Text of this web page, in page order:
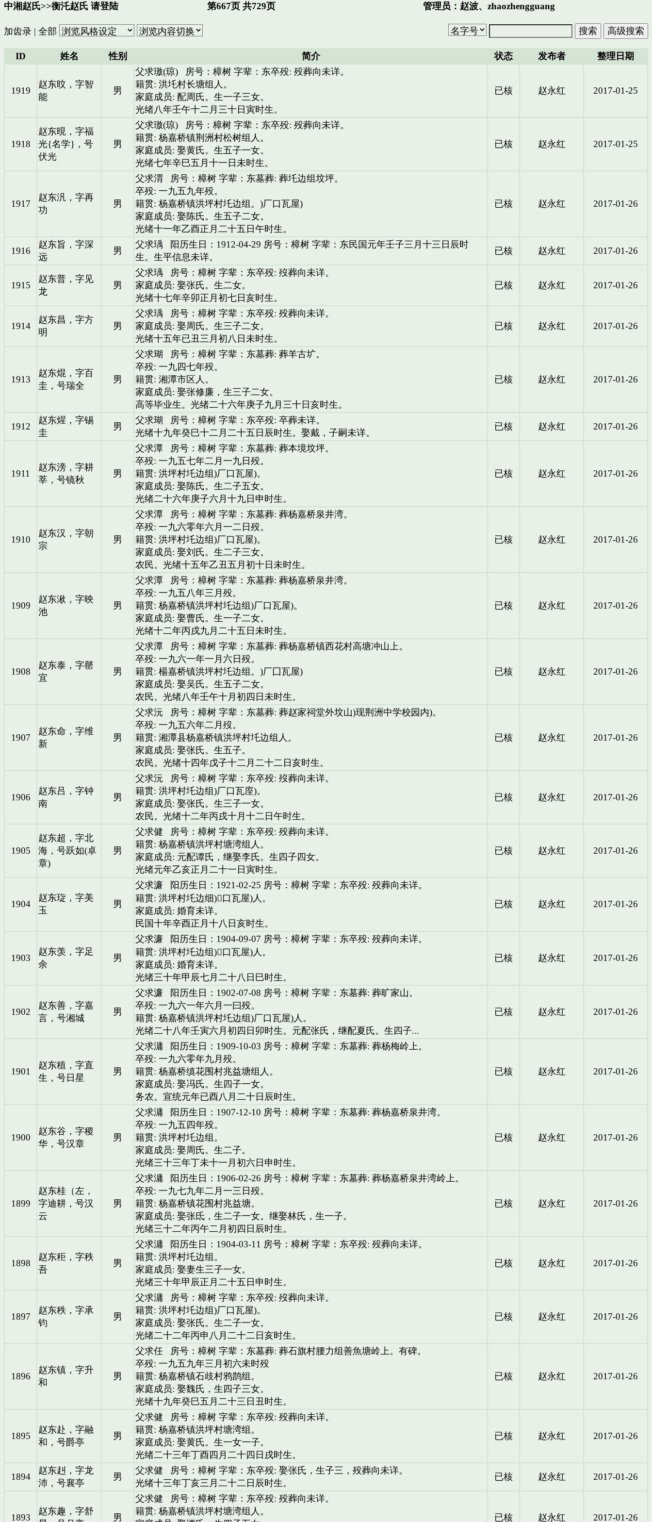
中湘赵氏>>衡汑赵氏 请登陆 第667页 共729页 管理员： 赵波、 zhaozhengguang
加齿录 | 全部
ID 姓名 性别 简介 状态 发布者 整理日期
1919
赵东旼，字智
能
男
父求璈(琼)
房号：樟树 字辈：东卒殁: 殁葬向未详。
籍贯: 洪圫村长塘组人。
家庭成员: 配周氏。生一子三女。
光绪八年壬午十二月三十日寅时生。
已核 赵永红 2017-01-25
1918
赵东晛，字福
光{名学}，号
伏光
男
父求璈(琼)
房号：樟树 字辈：东卒殁: 殁葬向未详。
籍贯: 杨嘉桥镇荆洲村松树组人。
家庭成员: 娶黄氏。生五子一女。
光绪七年辛巳五月十一日未时生。
已核 赵永红 2017-01-25
1917
赵东汎，字再
功
男
父求渭
房号：樟树 字辈：东墓葬: 葬圫边组坟坪。
卒殁: 一九五九年殁。
籍贯: 杨嘉桥镇洪坪村圫边组。)厂口瓦屋)
家庭成员: 娶陈氏。生五子二女。
光绪十一年乙酉正月二十五日午时生。
已核 赵永红 2017-01-26
1916
赵东旨，字深
远
男
父求瑀
阳历生日：1912-04-29 房号：樟树 字辈：东民国元年壬子三月十三日辰时
生。生平信息未详。
已核 赵永红 2017-01-26
1915
赵东普，字见
龙
男
父求瑀
房号：樟树 字辈：东卒殁: 歿葬向未详。
家庭成员: 娶张氏。生二女。
光绪十七年辛卯正月初七日亥时生。
已核 赵永红 2017-01-26
1914
赵东昌，字方
明
男
父求瑀
房号：樟树 字辈：东卒殁: 殁葬向未详。
家庭成员: 娶周氏。生三子二女。
光绪十五年已丑三月初八日未时生。
已核 赵永红 2017-01-26
1913
赵东焜，字百
圭，号瑞全
男
父求瑚
房号：樟树 字辈：东墓葬: 葬羊古圹。
卒殁: 一九四七年殁。
籍贯: 湘潭市区人。
家庭成员: 娶张修廉，生三子二女。
高等毕业生。光绪二十六年庚子九月三十日亥时生。
已核 赵永红 2017-01-26
1912
赵东煋，字锡
圭
男
父求瑚
房号：樟树 字辈：东卒殁: 卒葬未详。
光绪十九年癸巳十二月二十五日辰时生。娶戴，子嗣未详。
已核 赵永红 2017-01-26
1911
赵东滂，字耕
莘，号镜秋
男
父求潭
房号：樟树 字辈：东墓葬: 葬本境坟坪。
卒殁: 一九五七年二月一九日殁。
籍贯: 洪坪村圫边组)厂口瓦屋)。
家庭成员: 娶陈氏。生二子五女。
光绪二十六年庚子六月十九日申时生。
已核 赵永红 2017-01-26
1910
赵东汉，字朝
宗
男
父求潭
房号：樟树 字辈：东墓葬: 葬杨嘉桥泉井湾。
卒殁: 一九六零年六月一二日殁。
籍贯: 洪坪村圫边组)厂口瓦屋)。
家庭成员: 娶刘氏。生二子三女。
农民。光绪十五年乙丑五月初十日未时生。
已核 赵永红 2017-01-26
1909
赵东湫，字映
池
男
父求潭
房号：樟树 字辈：东墓葬: 葬杨嘉桥泉井湾。
卒殁: 一九五八年三月殁。
籍贯: 杨嘉桥镇洪坪村圫边组)厂口瓦屋)。
家庭成员: 娶曹氏。生一子二女。
光绪十二年丙戌九月二十五日未时生。
已核 赵永红 2017-01-26
1908
赵东泰，字罄
宜
男
父求潭
房号：樟树 字辈：东墓葬: 葬杨嘉桥镇西花村高塘冲山上。
卒殁: 一九六一年一月六日殁。
籍贯: 楊嘉桥镇洪坪村圫边组。)厂囗瓦屋)
家庭成员: 娶吴氏。生五子二女。
农民。光绪八年壬午十月初四日未时生。
已核 赵永红 2017-01-26
1907
赵东命，字维
新
男
父求沅
房号：樟树 字辈：东墓葬: 葬赵家祠堂外坟山)现荆洲中学校园内)。
卒殁: 一九五六年二月歿。
籍贯: 湘潭县杨嘉桥镇洪坪村圫边组人。
家庭成员: 娶张氏。生五子。
农民。光绪十四年戊子十二月二十二日亥时生。
已核 赵永红 2017-01-26
1906
赵东吕，字钟
南
男
父求沅
房号：樟树 字辈：东卒殁: 歿葬向未详。
籍贯: 洪坪村圫边组)厂口瓦庢)。
家庭成员: 娶张氏。生三子一女。
农民。光绪十二年丙戌十月十二日午时生。
已核 赵永红 2017-01-26
1905
赵东超，字北
海，号跃如(卓
章)
男
父求健
房号：樟树 字辈：东卒殁: 殁葬向未详。
籍贯: 杨嘉桥镇洪坪村塘湾组人。
家庭成员: 元配谭氏，继娶李氏。生四子四女。
光绪元年乙亥正月二十一日寅时生。
已核 赵永红 2017-01-26
1904
赵东琁，字美
玉
男
父求濂
阳历生日：1921-02-25 房号：樟树 字辈：东卒殁: 殁葬向未详。
籍贯: 洪坪村圫边细)口瓦屋)人。
家庭成员: 婚育未详。
民国十年辛酉正月十八日亥时生。
已核 赵永红 2017-01-26
1903
赵东羡，字足
余
男
父求濂
阳历生日：1904-09-07 房号：樟树 字辈：东卒殁: 殁葬向未详。
籍贯: 洪坪村圫边组)口瓦屋)人。
家庭成员: 婚育未详。
光绪三十年甲辰七月二十八日巳时生。
已核 赵永红 2017-01-26
1902
赵东善，字嘉
言，号湘城
男
父求濂
阳历生日：1902-07-08 房号：樟树 字辈：东墓葬: 葬旷家山。
卒殁: 一九六一年六月一曰殁。
籍贯: 杨嘉桥镇洪坪村圫边组)厂口瓦屋)人。
光绪二十八年壬寅六月初四日卯时生。元配张氏，继配夏氏。生四子...
已核 赵永红 2017-01-26
1901
赵东稙，字直
生，号日星
男
父求滽
阳历生日：1909-10-03 房号：樟树 字辈：东墓葬: 葬杨梅岭上。
卒殁: 一九六零年九月殁。
籍贯: 杨嘉桥缜花围村兆益塘组人。
家庭成员: 娶冯氏。生四子一女。
务农。宣统元年已酉八月二十日辰时生。
已核 赵永红 2017-01-26
1900
赵东谷，字稷
华，号汉章
男
父求滽
阳历生日：1907-12-10 房号：樟树 字辈：东墓葬: 葬杨嘉桥泉井湾。
卒殁: 一九五四年殁。
籍贯: 洪坪村圫边组。
家庭成员: 娶周氏。生二子。
光绪三十三年丁未十一月初六日申时生。
已核 赵永红 2017-01-26
1899
赵东桂（左，
字迪耕，号汉
云
男
父求滽
阳历生日：1906-02-26 房号：樟树 字辈：东墓葬: 葬杨嘉桥泉井湾岭上。
卒殁: 一九七九年二月一三日殁。
籍贯: 杨嘉桥镇花围村兆益塘。
家庭成员: 娶张氐，生二子一女。继娶林氏，生一子。
光绪三十二年丙午二月初四日辰时生。
已核 赵永红 2017-01-26
1898
赵东秬，字秩
吾
男
父求滽
阳历生日：1904-03-11 房号：樟树 字辈：东卒殁: 殁葬向未详。
籍贯: 洪坪村圫边组。
家庭成员: 娶妻生三子一女。
光绪三十年甲辰正月二十五日申时生。
已核 赵永红 2017-01-26
1897
赵东秩，字承
钧
男
父求滽
房号：樟树 字辈：东卒殁: 歿葬向未详。
籍贯: 洪坪村圫边组)厂口瓦屋)。
家庭成员: 娶张氏。生二子一女。
光绪二十二年丙申八月二十二日亥时生。
已核 赵永红 2017-01-26
1896
赵东镇，字升
和
男
父求任
房号：樟树 字辈：东墓葬: 葬石旗村腰力组善魚塘岭上。有碑。
卒殁: 一九五九年三月初六未时殁
籍贯: 杨嘉桥镇石歧村鸦鹊组。
家庭成员: 娶魏氏，生四子三女。
光绪十九年癸巳五月二十三日丑时生。
已核 赵永红 2017-01-26
1895
赵东赴，字融
和，号爵亭
男
父求健
房号：樟树 字辈：东卒殁: 殁葬向未详。
籍贯: 杨嘉桥镇洪坪村塘湾组。
家庭成员: 娶黄氏。生一女一子。
光绪二十三年丁酉四月二十四日戌时生。
已核 赵永红 2017-01-26
1894
赵东赳，字龙
沛，号襄亭
男
父求健
房号：樟树 字辈：东卒殁: 娶张氏，生子三，殁葬向未详。
光绪十三年丁亥三月二十二日辰时生。
已核 赵永红 2017-01-26
1893
赵东趣，字舒
男
父求健
房号：樟树 字辈：东卒殁: 殁葬向未详。
籍贯: 杨嘉桥镇洪坪村塘湾组人。
已核 赵永红 2017-01-26